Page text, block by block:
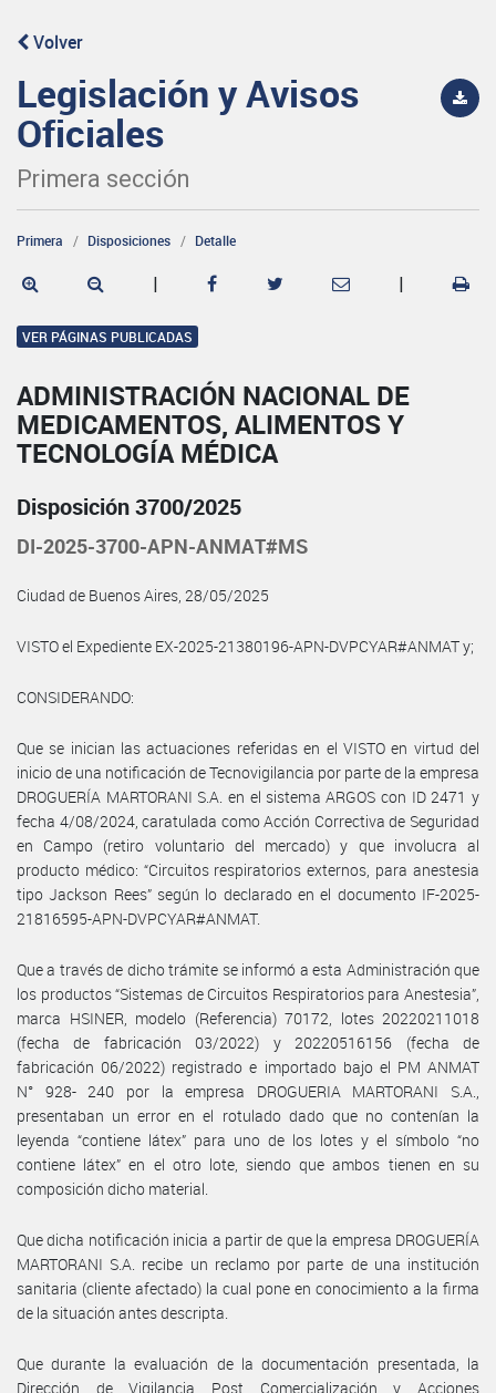
Volver
Legislación y Avisos
Oficiales
Primera sección
Primera Disposiciones Detalle
| |
VER PÁGINAS PUBLICADAS
ADMINISTRACIÓN NACIONAL DE
MEDICAMENTOS, ALIMENTOS Y
TECNOLOGÍA MÉDICA
Disposición 3700/2025
DI-2025-3700-APN-ANMAT#MS
Ciudad de Buenos Aires, 28/05/2025
VISTO el Expediente EX-2025-21380196-APN-DVPCYAR#ANMAT y;
CONSIDERANDO:
Que se inician las actuaciones referidas en el VISTO en virtud del
inicio de una notificación de Tecnovigilancia por parte de la empresa
DROGUERÍA MARTORANI S.A. en el sistema ARGOS con ID 2471 y
fecha 4/08/2024, caratulada como Acción Correctiva de Seguridad
en Campo (retiro voluntario del mercado) y que involucra al
producto médico: “Circuitos respiratorios externos, para anestesia
tipo Jackson Rees” según lo declarado en el documento IF-2025-
21816595-APN-DVPCYAR#ANMAT.
Que a través de dicho trámite se informó a esta Administración que
los productos “Sistemas de Circuitos Respiratorios para Anestesia”,
marca HSINER, modelo (Referencia) 70172, lotes 20220211018
(fecha de fabricación 03/2022) y 20220516156 (fecha de
fabricación 06/2022) registrado e importado bajo el PM ANMAT
N° 928- 240 por la empresa DROGUERIA MARTORANI S.A.,
presentaban un error en el rotulado dado que no contenían la
leyenda “contiene látex” para uno de los lotes y el símbolo “no
contiene látex” en el otro lote, siendo que ambos tienen en su
composición dicho material.
Que dicha notificación inicia a partir de que la empresa DROGUERÍA
MARTORANI S.A. recibe un reclamo por parte de una institución
sanitaria (cliente afectado) la cual pone en conocimiento a la firma
de la situación antes descripta.
Que durante la evaluación de la documentación presentada, la
Dirección de Vigilancia Post Comercialización y Acciones